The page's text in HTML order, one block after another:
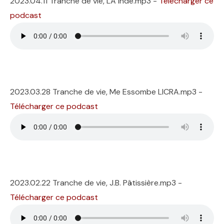
podcast
2023.03.28 Tranche de vie, Me Essombe LICRA.mp3 -
Télécharger ce podcast
2023.02.22 Tranche de vie, J.B. Pâtissière.mp3 -
Télécharger ce podcast